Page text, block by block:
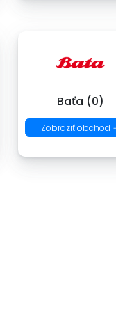
Baťa (0)
Zobraziť obchod